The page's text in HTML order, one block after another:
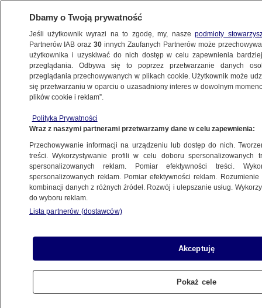
METEO
NAJNOWSZE
Bociany z amputowanymi skrzydłami.
Zwierzęta ranne po wichurach
Spadnie dużo deszczu. Poza tym
krótkotrwałe, ale gwałtowne burze
Prognoza pogody na dziś: miejscami
upał. Lokalnie popada i zagrzmi
Dbamy o Twoją prywatność
Jeśli użytkownik wyrazi na to zgodę, my, naszepodmioty
Partnerów IAB oraz30 innych Zaufanych Partnerów może
użytkownika i uzyskiwać do nich dostęp w celu zapewnienia
przeglądania. Odbywa się to poprzez przetwarzanie danych
przeglądania przechowywanych w plikach cookie. Użytkownik może
się przetwarzaniu w oparciu o uzasadniony interes w dowolnym
plików cookie i reklam”.
Polityka Prywatności
Wraz z naszymi partnerami przetwarzamy dane w celu zapewnienia:
Przechowywanie informacji na urządzeniu lub dostęp do nich.
treści. Wykorzystywanie profili w celu doboru spersonalizowanych
spersonalizowanych reklam. Pomiar efektywności treści.
spersonalizowanych reklam. Pomiar efektywności reklam.
kombinacji danych z różnych źródeł. Rozwój i ulepszanie usług.
do wyboru reklam.
Lista partnerów (dostawców)
Akceptuję
Pokaż cele